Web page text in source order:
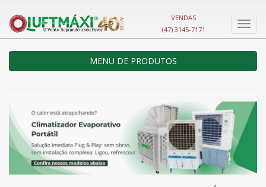
VENDAS
(47) 3145-7171
MENU DE PRODUTOS